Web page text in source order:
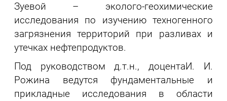
Зуевой – эколого-геохимические
исследования по изучению техногенного
загрязнения территорий при разливах и
утечках нефтепродуктов.
Под руководством д.т.н., доцентаИ. И.
Рожина ведутся фундаментальные и
прикладные исследования в области